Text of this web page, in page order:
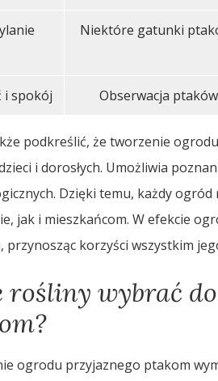
Niektóre gatunki
i spokój Obserwacja
podkreślić, że tworzenie
i dorosłych. Umożliwia
Dzięki temu, każdy
jak i mieszkańcom. W efekcie
przynosząc korzyści wszystkim
rośliny wybrać
ogrodu przyjaznego ptakom